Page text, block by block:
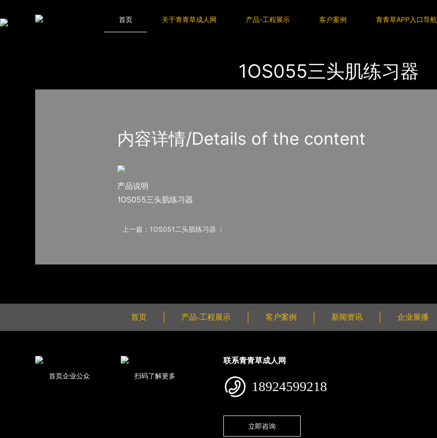
首页 关于青青草成人网 产品-工程展示 客户案例 青青草APP入口导航
产品-工程展示 普拉达
1OS055三头肌练习器
内容详情/Details of the content
产品说明
1OS055三头肌练习器
上一篇：1OS051二头肌练习器
首页 产品-工程展示 客户案例 新闻资讯 企业展播
首页企业公众 扫码了解更多
联系青青草成人网
18924599218
立即咨询